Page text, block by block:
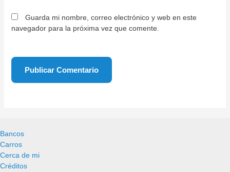
Guarda mi nombre, correo electrónico y web en este
navegador para la próxima vez que comente.
Bancos
Carros
Cerca de mi
Créditos